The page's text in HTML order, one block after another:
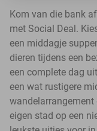
Kom van die bank
met Social Deal.
een middagje
dieren tijdens een
een complete dag
een wat rustigere
wandelarrangement
eigen stad op een